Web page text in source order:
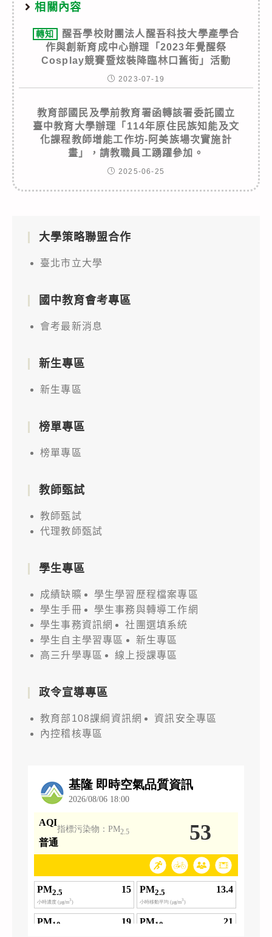
相關內容
轉知
醒吾學校財團法人醒吾科技大學產學合
作與創新育成中心辦理「2023年覺醒祭
Cosplay競賽暨炫裝降臨林口舊街」活動
2023-07-19
教育部國民及學前教育署函轉該署委託國立
臺中教育大學辦理「114年原住民族知能及文
化課程教師增能工作坊-阿美族場次實施計
畫」，請教職員工踴躍參加。
2025-06-25
大學策略聯盟合作
臺北市立大學
國中教育會考專區
會考最新消息
新生專區
新生專區
榜單專區
榜單專區
教師甄試
教師甄試
代理教師甄試
學生專區
成績缺曠
學生學習歷程檔案專區
學生手冊
學生事務與轉導工作網
學生事務資訊網
社團選填系統
學生自主學習專區
新生專區
高三升學專區
線上授課專區
政令宣導專區
教育部108課綱資訊網
資訊安全專區
內控稽核專區